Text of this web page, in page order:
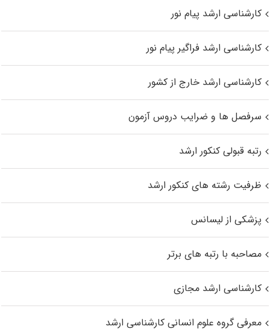
کارشناسی ارشد پیام نور
کارشناسی ارشد فراگیر پیام نور
کارشناسی ارشد خارج از کشور
سرفصل ها و ضرایب دروس آزمون
رتبه قبولی کنکور ارشد
ظرفیت رشته های کنکور ارشد
پزشکی از لیسانس
مصاحبه با رتبه های برتر
کارشناسی ارشد مجازی
معرفی گروه علوم انسانی کارشناسی ارشد